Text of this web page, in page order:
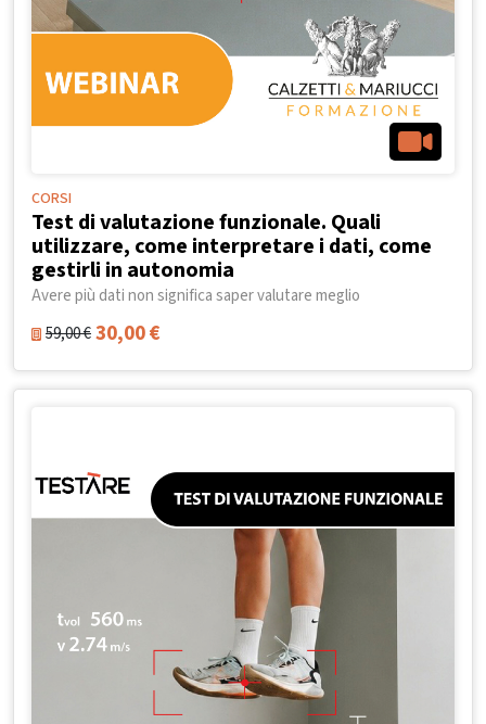
CORSI
Test di valutazione funzionale. Quali
utilizzare, come interpretare i dati, come
gestirli in autonomia
Avere più dati non significa saper valutare meglio
59,00€30,00€